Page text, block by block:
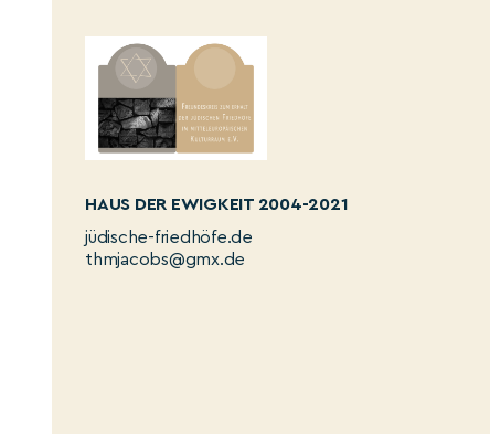
HAUS DER EWIGKEIT 2004-2021
jüdische-friedhöfe.de
thmjacobs@gmx.de